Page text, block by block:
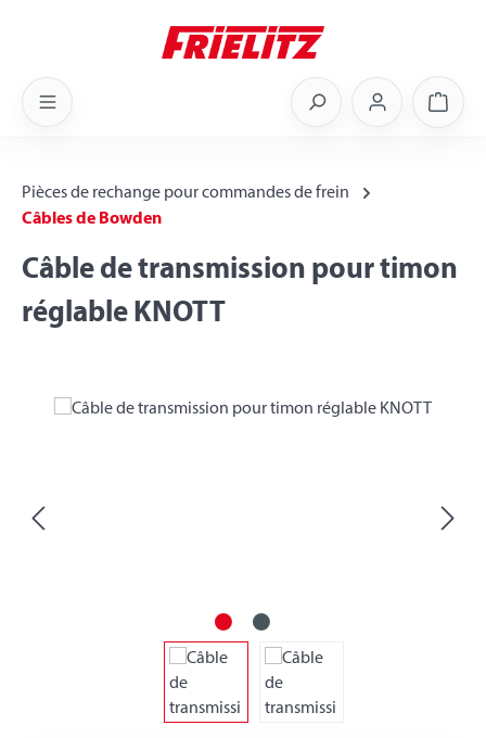
Pièces de rechange pour commandes de frein
Câbles de Bowden
Câble de transmission pour timon
réglable KNOTT
Skip image gallery